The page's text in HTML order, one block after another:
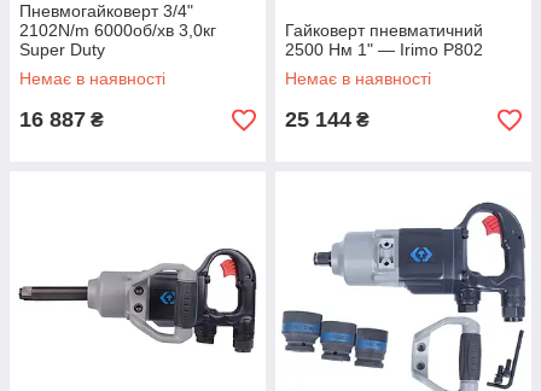
Пневмогайковерт 3/4"
2102N/m 6000об/хв 3,0кг
Super Duty
Немає в наявності
16 887 ₴
Гайковерт пневматичний
2500 Нм 1" — Irimo P802
Немає в наявності
25 144 ₴